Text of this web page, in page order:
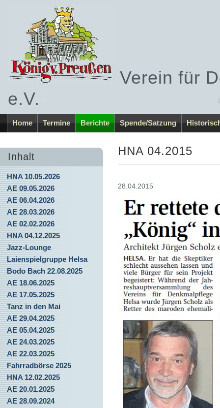
Verein für
e.V.
Home Termine Berichte Spende/Satzung
Inhalt
HNA 10.05.2026
AE 09.05.2026
AE 06.04.2026
AE 28.03.2026
AE 02.02.2026
HNA 04.12.2025
Jazz-Lounge
Laienspielgruppe Helsa
Bodo Bach 22.08.2025
AE 18.06.2025
AE 17.05.2025
Tanz in den Mai
AE 29.04.2025
AE 05.04.2025
AE 24.03.2025
AE 22.03.2025
Fahrradbörse 2025
HNA 12.02.2025
AE 20.01.2025
AE 28.09.2024
HNA 04.2015
28.04.2015